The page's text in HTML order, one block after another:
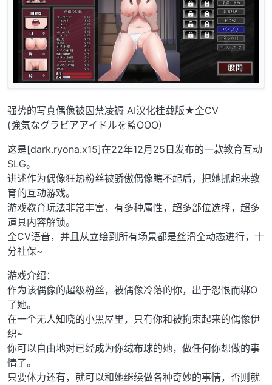
强势的写真偶像被囚禁凌褥 AI汉化挂载版★全CV
(強気なグラビアアイドルを監OOO)
这是[dark.ryona.x15]在22年12月25日发布的一款教育互动
SLG。
讲述作为偶像狂热粉丝被骄傲偶像瞧不起后，把她抓起来教
育的互动游戏。
游戏教育玩法非常丰富，有多种属性，超多部位选择，超多
道具内容解锁。
全CV语音，并且从立绘到所有场景都是丝滑全动态进行，十
分社保~
游戏介绍：
作为该偶像的超级粉丝，被偶像冷落的你，出于怨恨而绑O
了她。
在一个无人知晓的小黑屋里，只有你和被拘束起来的偶像伊
织~
你可以自由地对已经成为你绒布球的她，做任何你想做的事
情了。
只要体力还有，就可以和她继续做各种奇妙的事情，否则就